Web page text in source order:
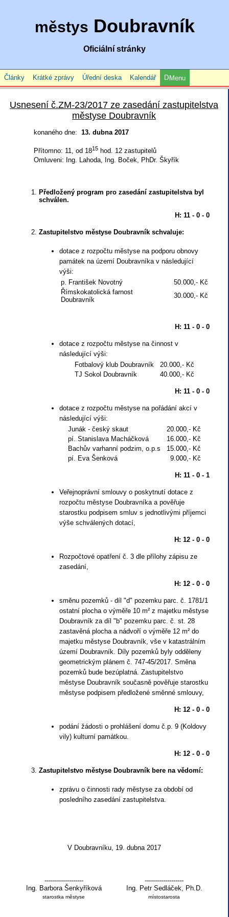
městys Doubravník
Oficiální stránky
Články Krátké zprávy Úřední deska Kalendář Menu
Usnesení č.ZM-23/2017 ze zasedání zastupitelstva
městyse Doubravník
konaného dne: 13. dubna 2017
Přítomno: 11, od 1815 hod. 12 zastupitelů
Omluveni: Ing. Lahoda, Ing. Boček, PhDr. Škyřík
Předložený program pro zasedání zastupitelstva byl
schválen.
H: 11 - 0 - 0
Zastupitelstvo městyse Doubravník schvaluje:
dotace z rozpočtu městyse na podporu obnovy
památek na území Doubravníka v následující
výši:
p. František Novotný
50.000,- Kč
Římskokatolická farnost
Doubravník
30.000,- Kč
H: 11 - 0 - 0
dotace z rozpočtu městyse na činnost v
následující výši:
Fotbalový klub Doubravník
20.000,- Kč
TJ Sokol Doubravník
40.000,- Kč
H: 11 - 0 - 0
dotace z rozpočtu městyse na pořádání akcí v
následující výši:
Junák - český skaut
20.000,- Kč
pí. Stanislava Macháčková
16.000,- Kč
Bachův varhanní podzim, o.p.s
15.000,- Kč
pí. Eva Šenková
9.000,- Kč
H: 11 - 0 - 1
Veřejnoprávní smlouvy o poskytnutí dotace z
rozpočtu městyse Doubravníka a pověřuje
starostku podpisem smluv s jednotlivými příjemci
výše schválených dotací,
H: 12 - 0 - 0
Rozpočtové opatření č. 3 dle přílohy zápisu ze
zasedání,
H: 12 - 0 - 0
směnu pozemků - díl "d" pozemku parc. č. 1781/1
ostatní plocha o výměře 10 m² z majetku městyse
Doubravník za díl "b" pozemku parc. č. st. 28
zastavěná plocha a nádvoří o výměře 12 m² do
majetku městyse Doubravník, vše v katastrálním
území Doubravník. Díly pozemků byly odděleny
geometrickým plánem č. 747-45/2017. Směna
pozemků bude bezúplatná. Zastupitelstvo
městyse Doubravník současně pověřuje starostku
městyse podpisem předložené směnné smlouvy,
H: 12 - 0 - 0
podání žádosti o prohlášení domu č.p. 9 (Koldovy
vily) kulturní památkou.
H: 12 - 0 - 0
Zastupitelstvo městyse Doubravník bere na vědomí:
zprávu o činnosti rady městyse za období od
posledního zasedání zastupitelstva.
V Doubravníku, 19. dubna 2017
-------------------
Ing. Barbora Šenkyříková
starostka městyse
-------------------
Ing. Petr Sedláček, Ph.D.
místostarosta